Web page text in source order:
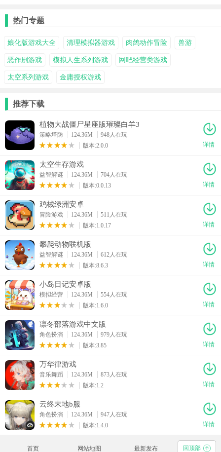
热门专题
娘化版游戏大全 清理模拟器游戏 肉鸽动作冒险 兽游
恶作剧游戏 模拟人生系列游戏 网吧经营类游戏
太空系列游戏 金庸授权游戏
推荐下载
植物大战僵尸星座版璀璨白羊3
策略塔防 124.36M
948人在玩
版本:2.0.0
详情
太空生存游戏
益智解谜 124.36M
704人在玩
版本:0.0.13
详情
鸡械绿洲安卓
冒险游戏 124.36M
511人在玩
版本:1.0.17
详情
攀爬动物联机版
益智解谜 124.36M
612人在玩
版本:8.6.3
详情
小岛日记安卓版
模拟经营 124.36M
554人在玩
版本:1.6.0
详情
凛冬部落游戏中文版
角色扮演 124.36M
979人在玩
版本:3.85
详情
万华律游戏
音乐舞蹈 124.36M
873人在玩
版本:1.2
详情
云终末地b服
角色扮演 124.36M
947人在玩
版本:1.4.0
详情
首页 网站地图 最新发布 回顶部